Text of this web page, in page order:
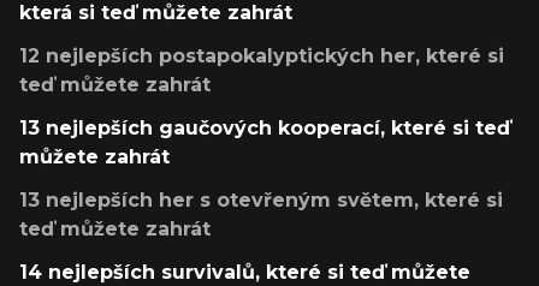
která si teď můžete zahrát
12 nejlepších postapokalyptických her, které si
teď můžete zahrát
13 nejlepších gaučových kooperací, které si teď
můžete zahrát
13 nejlepších her s otevřeným světem, které si
teď můžete zahrát
14 nejlepších survivalů, které si teď můžete